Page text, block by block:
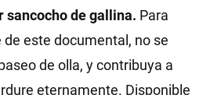
sancocho de gallina. Para
este documental, no se
de olla, y contribuya a
eternamente. Disponible